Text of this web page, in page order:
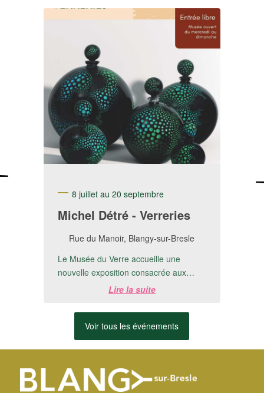
8 juillet au 20 septembre
Michel Détré - Verreries
Rue du Manoir, Blangy-sur-Bresle
Le Musée du Verre accueille une
nouvelle exposition consacrée aux
créations de Michel Detré.📅 Du 8 juillet
Lire la suite
Voir tous les événements